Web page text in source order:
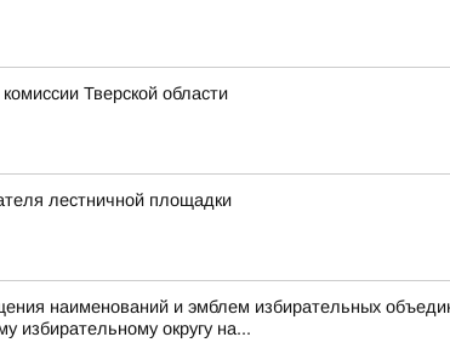
Тверской области
лестничной площадки
наименований и эмблем избирательных
избирательному округу на...